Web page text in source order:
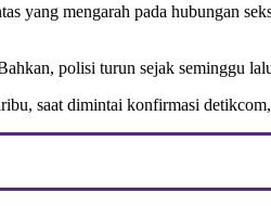
yang mengarah pada hubungan
polisi turun sejak seminggu
saat dimintai konfirmasi